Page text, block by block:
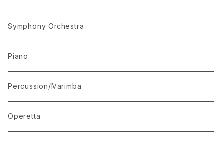
“The Lark in the Clear Air”
Mandolin Solo
Recommended for Competition
Suite(Set Collection)
KARAOKE
Symphony Orchestra
Piano
Percussion/Marimba
Operetta